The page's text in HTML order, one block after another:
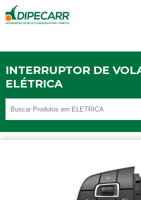
INTERRUPTOR DE
ELÉTRICA